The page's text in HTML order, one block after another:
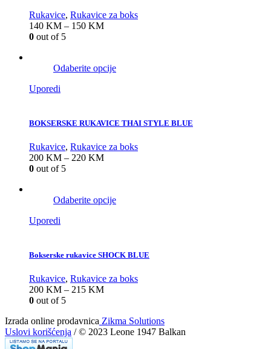
Rukavice, Rukavice za boks
140 KM – 150 KM
0 out of 5
Odaberite opcije
Uporedi
BOKSERSKE RUKAVICE THAI STYLE BLUE
Rukavice, Rukavice za boks
200 KM – 220 KM
0 out of 5
Odaberite opcije
Uporedi
Bokserske rukavice SHOCK BLUE
Rukavice, Rukavice za boks
200 KM – 215 KM
0 out of 5
Izrada online prodavnica Zikma Solutions
Uslovi korišćenja / © 2023 Leone 1947 Balkan